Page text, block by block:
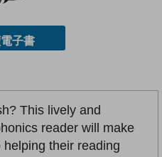
子書
This lively and
reader will make
their reading